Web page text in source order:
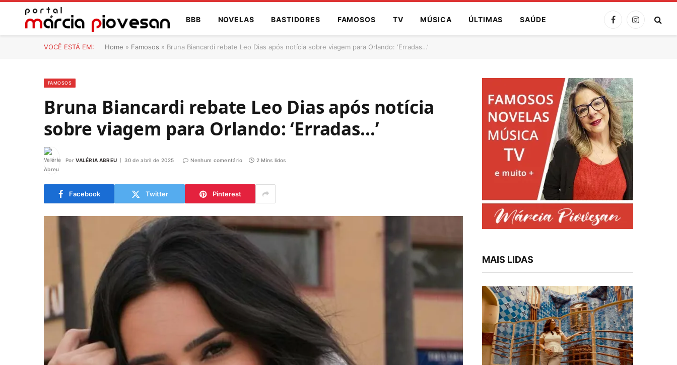
BBB NOVELAS BASTIDORES FAMOSOS TV MÚSICA ÚLTIMAS SAÚDE FacebookInstagram
VOCÊ ESTÁ EM: Home » Famosos » Bruna Biancardi rebate Leo Dias após notícia sobre viagem para Orlando: ‘Erradas…’
FAMOSOS
Bruna Biancardi rebate Leo Dias após notícia
sobre viagem para Orlando: ‘Erradas…’
Por VALÉRIA ABREU 30 de abril de 2025 Nenhum comentário 2 Mins lidos
Facebook Twitter Pinterest
MAIS LIDAS